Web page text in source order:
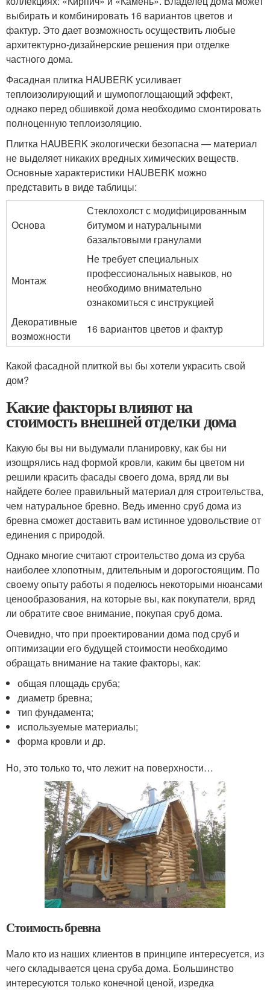
выбирать и комбинировать 16 вариантов цветов и
фактур. Это дает возможность осуществить любые
архитектурно-дизайнерские решения при отделке
частного дома.
Фасадная плитка HAUBERK усиливает
теплоизолирующий и шумопоглощающий эффект,
однако перед обшивкой дома необходимо смонтировать
полноценную теплоизоляцию.
Плитка HAUBERK экологически безопасна — материал
не выделяет никаких вредных химических веществ.
Основные характеристики HAUBERK можно
представить в виде таблицы:
Основа
Стеклохолст с модифицированным
битумом и натуральными
базальтовыми гранулами
Монтаж
Не требует специальных
профессиональных навыков, но
необходимо внимательно
ознакомиться с инструкцией
Декоративные
возможности
16 вариантов цветов и фактур
Какой фасадной плиткой вы бы хотели украсить свой
дом?
Какие факторы влияют на
стоимость внешней отделки дома
Какую бы вы ни выдумали планировку, как бы ни
изощрялись над формой кровли, каким бы цветом ни
решили красить фасады своего дома, вряд ли вы
найдете более правильный материал для строительства,
чем натуральное бревно. Ведь именно сруб дома из
бревна сможет доставить вам истинное удовольствие от
единения с природой.
Однако многие считают строительство дома из сруба
наиболее хлопотным, длительным и дорогостоящим. По
своему опыту работы я поделюсь некоторыми нюансами
ценообразования, на которые вы, как покупатели, вряд
ли обратите свое внимание, покупая сруб дома.
Очевидно, что при проектировании дома под сруб и
оптимизации его будущей стоимости необходимо
обращать внимание на такие факторы, как:
общая площадь сруба;
диаметр бревна;
тип фундамента;
используемые материалы;
форма кровли и др.
Но, это только то, что лежит на поверхности…
Стоимость бревна
Мало кто из наших клиентов в принципе интересуется, из
чего складывается цена сруба дома. Большинство
интересуются только конечной ценой, изредка